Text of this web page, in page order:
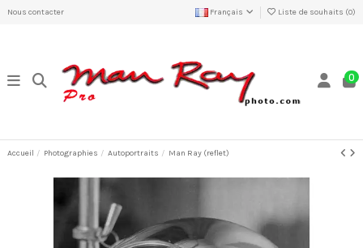
Nous contacter Français Liste de souhaits (0)
0
Accueil Photographies Autoportraits Man Ray (reflet)